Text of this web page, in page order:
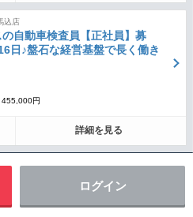
込店
自動車検査員【正社員】募
日♪盤石な経営基盤で長く働き
455,000円
詳細を見る
ログイン